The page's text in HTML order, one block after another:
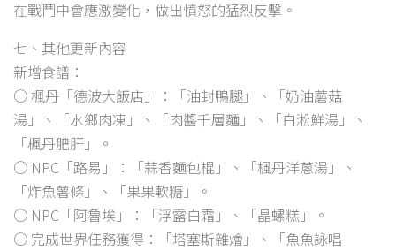
在戰鬥中會應激變化，做出憤怒的猛烈反擊。
七、其他更新內容
新增食譜：
○ 楓丹「德波大飯店」：「油封鴨腿」、「奶油蘑菇
湯」、「水鄉肉凍」、「肉醬千層麵」、「白淞鮮湯」、
「楓丹肥肝」。
○ NPC「路易」：「蒜香麵包棍」、「楓丹洋蔥湯」、
「炸魚薯條」、「果果軟糖」。
○ NPC「阿魯埃」：「浮露白霜」、「晶螺糕」。
○ 完成世界任務獲得：「塔塞斯雜燴」、「魚魚詠唱